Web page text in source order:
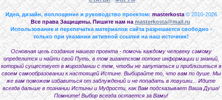
Идея, дизайн, воплощение и руководство проектом: masterkosta © 2010-2026
Все права Защищены. Пишите нам на masterkosta@mail.ru
Использование и перепечатка материалов сайта разрешается свободно -
только при указании активной ссылки на наш источник!
Основная цель создания нашего проекта - помочь каждому человеку самому
определится и найти свой Путь, в том гигантском потоке информации и знаний,
который существует в мироздании с тем, чтобы не запутаться и приблизиться в
своем самообразовании к настоящей Истине. Выбирайте то, что вам по душе. Мы
же вам поможем избавиться от заблуждений и не попадать в ловушки... Идите
всегда дальше в познании Истины и Мудрости, как Вам подсказывает Ваша Душа!
Помните! Выбор всегда остается за Вами!